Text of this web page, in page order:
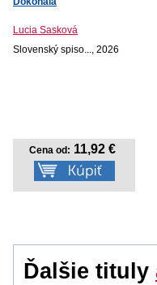
Lucia Sasková
Slovenský spiso..., 2026
Cena od: 11,92 €
Ďalšie tituly